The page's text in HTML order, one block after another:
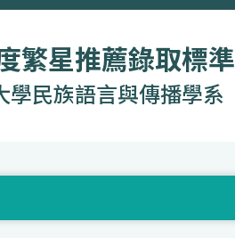
繁星推薦錄取標準
學民族語言與傳播學系